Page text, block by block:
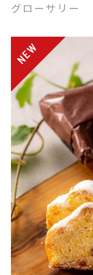
グローサリー